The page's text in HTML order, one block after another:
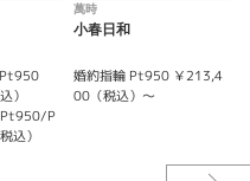
指輪：『天の川』・『月華』・
けが可能です。
よって価格が変わります。
Pt950
）
Pt950/P
込）
萬時
小春日和
婚約指輪 Pt950 ￥213,4
00（税込）～